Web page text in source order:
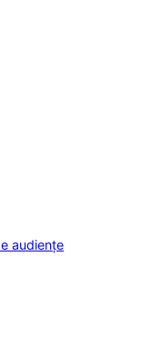
audiențe